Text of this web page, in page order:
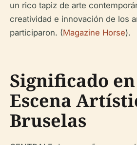
un rico tapiz de arte
creatividad e innovación de los
participaron. (Magazine Horse).
Significado
Escena
Bruselas